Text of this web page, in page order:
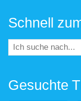
Schnell
Gesuchte